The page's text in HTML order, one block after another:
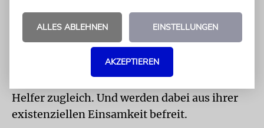
In ihr wiederholt sich in jedem einzelnen Fall,
was bereits in der Schöpfungsgeschichte
anklingt: Mann und Frau verbinden sich zu
einem Fleisch. Ergänzen und vervollständigen
sich gegenseitig. Sind sich Gegenpart und
Helfer zugleich. Und werden dabei aus ihrer
existenziellen Einsamkeit befreit.
ALLES ABLEHNEN EINSTELLUNGEN
AKZEPTIEREN